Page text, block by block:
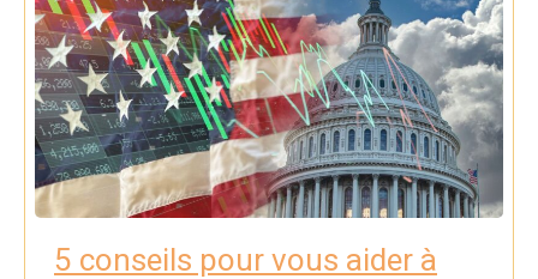
5 conseils pour vous aider à